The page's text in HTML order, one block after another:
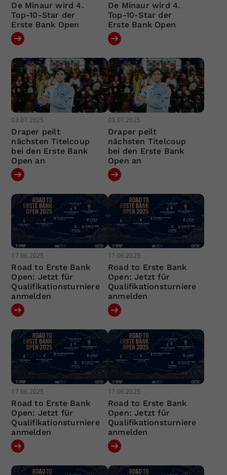
De Minaur wird 4.
Top-10-Star der
Erste Bank Open
De Minaur wird 4.
Top-10-Star der
Erste Bank Open
03.07.2025
Draper peilt
nächsten Titelcoup
bei den Erste Bank
Open an
03.07.2025
Draper peilt
nächsten Titelcoup
bei den Erste Bank
Open an
17.06.2025
Road to Erste Bank
Open: Jetzt für
Qualifikationsturniere
anmelden
17.06.2025
Road to Erste Bank
Open: Jetzt für
Qualifikationsturniere
anmelden
17.06.2025
Road to Erste Bank
Open: Jetzt für
Qualifikationsturniere
anmelden
17.06.2025
Road to Erste Bank
Open: Jetzt für
Qualifikationsturniere
anmelden